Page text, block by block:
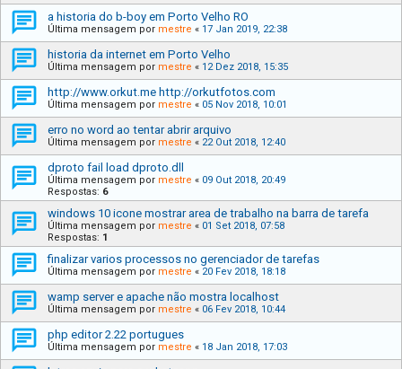
a historia do b-boy em Porto Velho RO
Última mensagem por mestre « 17 Jan 2019, 22:38
historia da internet em Porto Velho
Última mensagem por mestre « 12 Dez 2018, 15:35
http://www.orkut.me http://orkutfotos.com
Última mensagem por mestre « 05 Nov 2018, 10:01
erro no word ao tentar abrir arquivo
Última mensagem por mestre « 22 Out 2018, 12:40
dproto fail load dproto.dll
Última mensagem por mestre « 09 Out 2018, 20:49
Respostas: 6
windows 10 icone mostrar area de trabalho na barra de tarefa
Última mensagem por mestre « 01 Set 2018, 07:58
Respostas: 1
finalizar varios processos no gerenciador de tarefas
Última mensagem por mestre « 20 Fev 2018, 18:18
wamp server e apache não mostra localhost
Última mensagem por mestre « 06 Fev 2018, 10:44
php editor 2.22 portugues
Última mensagem por mestre « 18 Jan 2018, 17:03